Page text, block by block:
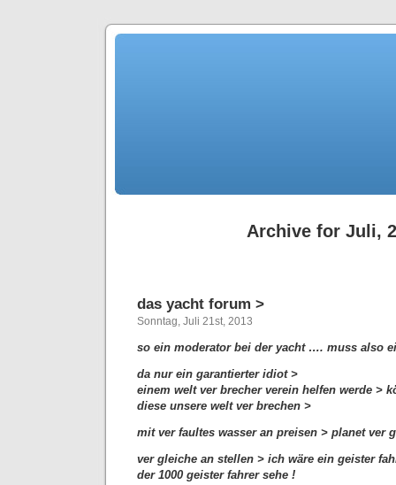
Archive for Juli,
das yacht forum >
Sonntag, Juli 21st, 2013
so ein moderator bei der yacht …. muss also
da nur ein garantierter idiot >
einem welt ver brecher verein helfen werde >
diese unsere welt ver brechen >
mit ver faultes wasser an preisen > planet ver
ver gleiche an stellen > ich wäre ein geister
der 1000 geister fahrer sehe !